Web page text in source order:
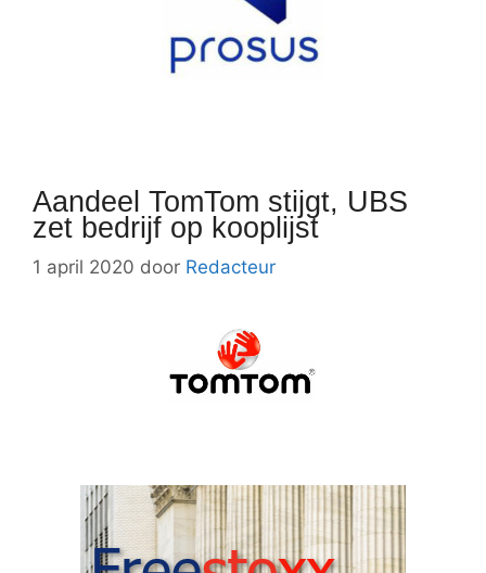
Aandeel TomTom stijgt, UBS
zet bedrijf op kooplijst
1 april 2020 door Redacteur